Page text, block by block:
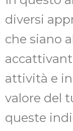
diversi
che siano
attività e
valore del
queste